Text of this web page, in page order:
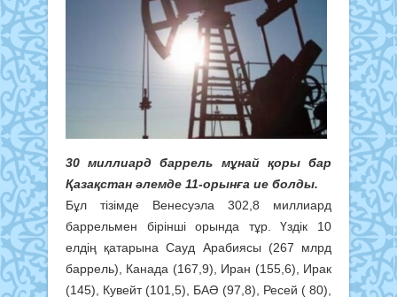
30 миллиард баррель мұнай қоры бар
Қазақстан әлемде 11-орынға ие болды.
Бұл тізімде Венесуэла 302,8 миллиард
баррельмен бірінші орында тұр. Үздік 10
елдің қатарына Сауд Арабиясы (267 млрд
баррель), Канада (167,9), Иран (155,6), Ирак
(145), Кувейт (101,5), БАӘ (97,8), Ресей ( 80),